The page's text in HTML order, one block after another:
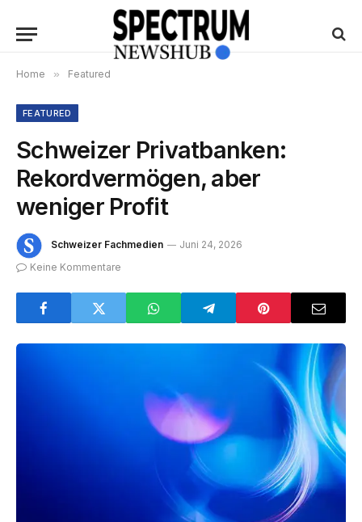
Home » Featured
FEATURED
Schweizer Privatbanken:
Rekordvermögen, aber
weniger Profit
Schweizer Fachmedien
Juni 24, 2026
Keine Kommentare